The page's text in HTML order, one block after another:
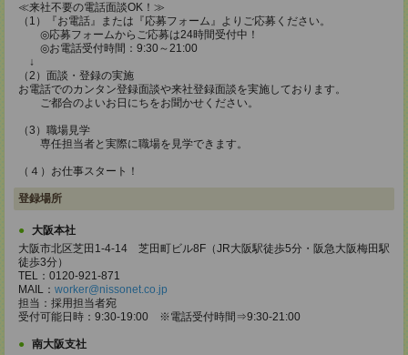
≪来社不要の電話面談OK！≫
（1）『お電話』または『応募フォーム』よりご応募ください。
◎応募フォームからご応募は24時間受付中！
◎お電話受付時間：9:30～21:00
↓
（2）面談・登録の実施
お電話でのカンタン登録面談や来社登録面談を実施しております。
ご都合のよいお日にちをお聞かせください。
（3）職場見学
専任担当者と実際に職場を見学できます。
（４）お仕事スタート！
登録場所
大阪本社
大阪市北区芝田1-4-14 芝田町ビル8F（JR大阪駅徒歩5分・阪急大阪梅田駅
徒歩3分）
TEL：0120-921-871
MAIL： worker@nissonet.co.jp
担当：採用担当者宛
受付可能日時：9:30-19:00 ※電話受付時間⇒9:30-21:00
南大阪支社